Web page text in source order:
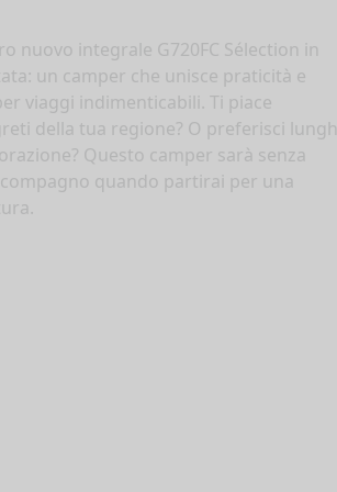
Selezionare
nuovo integrale G720FC Sélection in
un camper che unisce praticità e
viaggi indimenticabili. Ti piace
della tua regione? O preferisci lunghi
Questo camper sarà senza
quando partirai per una